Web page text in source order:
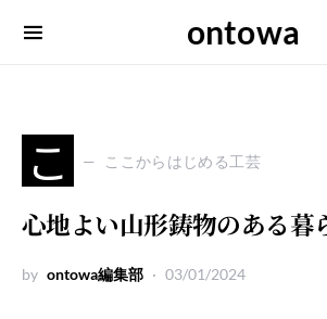
ontowa
こ ここからはじめる工芸
心地よい山形鋳物のある暮
by ontowa編集部 03/01/2024